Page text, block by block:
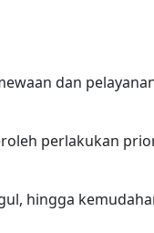
dan
perlakukan
hingga